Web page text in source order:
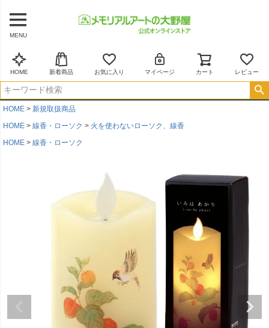
MENU
HOME 新着商品 お気に入り マイページ カート レビュー
HOME
新規取扱商品
HOME
線香・ローソク
火を使わないローソク、線香
HOME
線香・ローソク